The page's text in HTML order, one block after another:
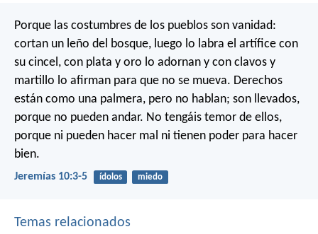
Porque las costumbres de los pueblos son vanidad:
cortan un leño del bosque, luego lo labra el artífice con
su cincel, con plata y oro lo adornan y con clavos y
martillo lo afirman para que no se mueva. Derechos
están como una palmera, pero no hablan; son llevados,
porque no pueden andar. No tengáis temor de ellos,
porque ni pueden hacer mal ni tienen poder para hacer
bien.
Jeremías 10:3-5 ídolos miedo
Temas relacionados